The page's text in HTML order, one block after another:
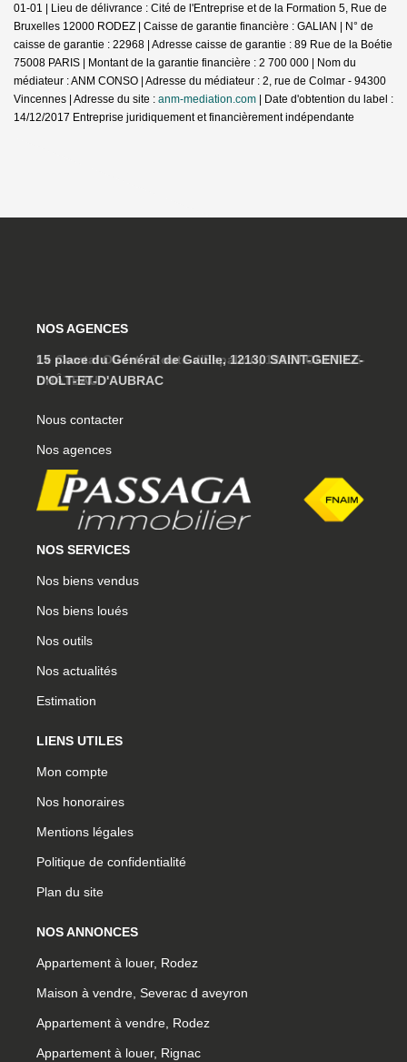
01-01 | Lieu de délivrance : Cité de l'Entreprise et de la Formation 5, Rue de
Bruxelles 12000 RODEZ | Caisse de garantie financière : GALIAN | N° de
caisse de garantie : 22968 | Adresse caisse de garantie : 89 Rue de la Boétie
75008 PARIS | Montant de la garantie financière : 2 700 000 | Nom du
médiateur : ANM CONSO | Adresse du médiateur : 2, rue de Colmar - 94300
Vincennes | Adresse du site : anm-mediation.com | Date d'obtention du label :
14/12/2017 Entreprise juridiquement et financièrement indépendante
NOS AGENCES
15 place du Général de Gaulle, 12130 SAINT-GENIEZ-
D'OLT-ET-D'AUBRAC
Nous contacter
Nos agences
NOS SERVICES
Nos biens vendus
Nos biens loués
Nos outils
Nos actualités
Estimation
LIENS UTILES
Mon compte
Nos honoraires
Mentions légales
Politique de confidentialité
Plan du site
NOS ANNONCES
Appartement à louer, Rodez
Maison à vendre, Severac d aveyron
Appartement à vendre, Rodez
Appartement à louer, Rignac